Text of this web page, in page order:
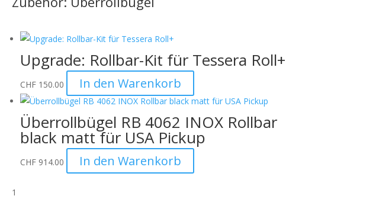
Upgrade: Rollbar-Kit für Tessera Roll+
CHF150.00 In den Warenkorb
Überrollbügel RB 4062 INOX Rollbar
black matt für USA Pickup
CHF914.00 In den Warenkorb
1